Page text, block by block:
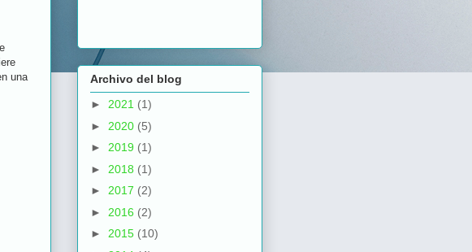
una
Archivo del blog
► 2021 (1)
► 2020 (5)
► 2019 (1)
► 2018 (1)
► 2017 (2)
► 2016 (2)
► 2015 (10)